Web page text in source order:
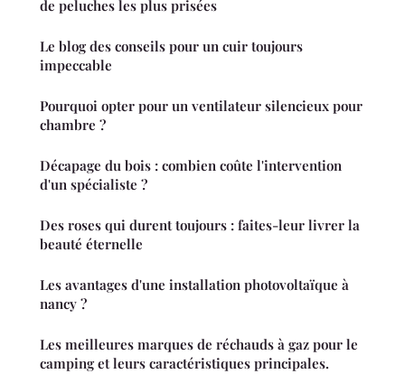
de peluches les plus prisées
Le blog des conseils pour un cuir toujours
impeccable
Pourquoi opter pour un ventilateur silencieux pour
chambre ?
Décapage du bois : combien coûte l'intervention
d'un spécialiste ?
Des roses qui durent toujours : faites-leur livrer la
beauté éternelle
Les avantages d'une installation photovoltaïque à
nancy ?
Les meilleures marques de réchauds à gaz pour le
camping et leurs caractéristiques principales.